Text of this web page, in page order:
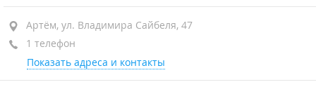
Артём, ул. Владимира Сайбеля, 47
1 телефон
Показать адреса и контакты